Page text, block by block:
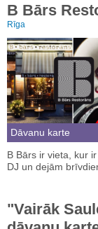
B Bārs
Rīga
Dāvanu karte
B Bārs ir vieta, kur
DJ un dejām
"Vairāk